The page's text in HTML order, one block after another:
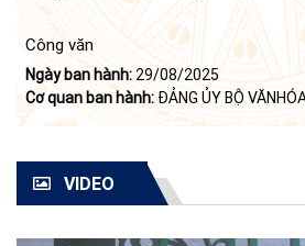
Công văn
Ngày ban hành: 29/08/2025
Cơ quan ban hành: ĐẢNG ỦY BỘ
VIDEO